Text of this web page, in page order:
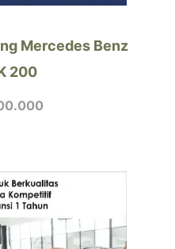
Mercedes Benz
200